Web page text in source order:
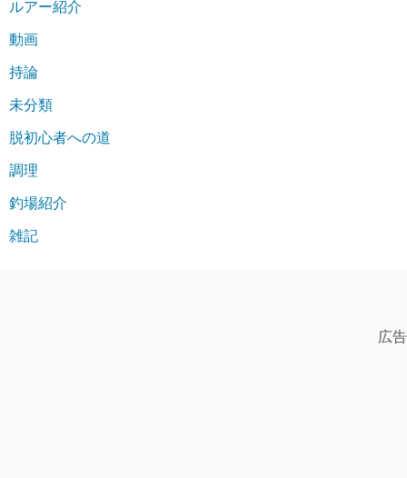
ルアー紹介
動画
持論
未分類
脱初心者への道
調理
釣場紹介
雑記
広告